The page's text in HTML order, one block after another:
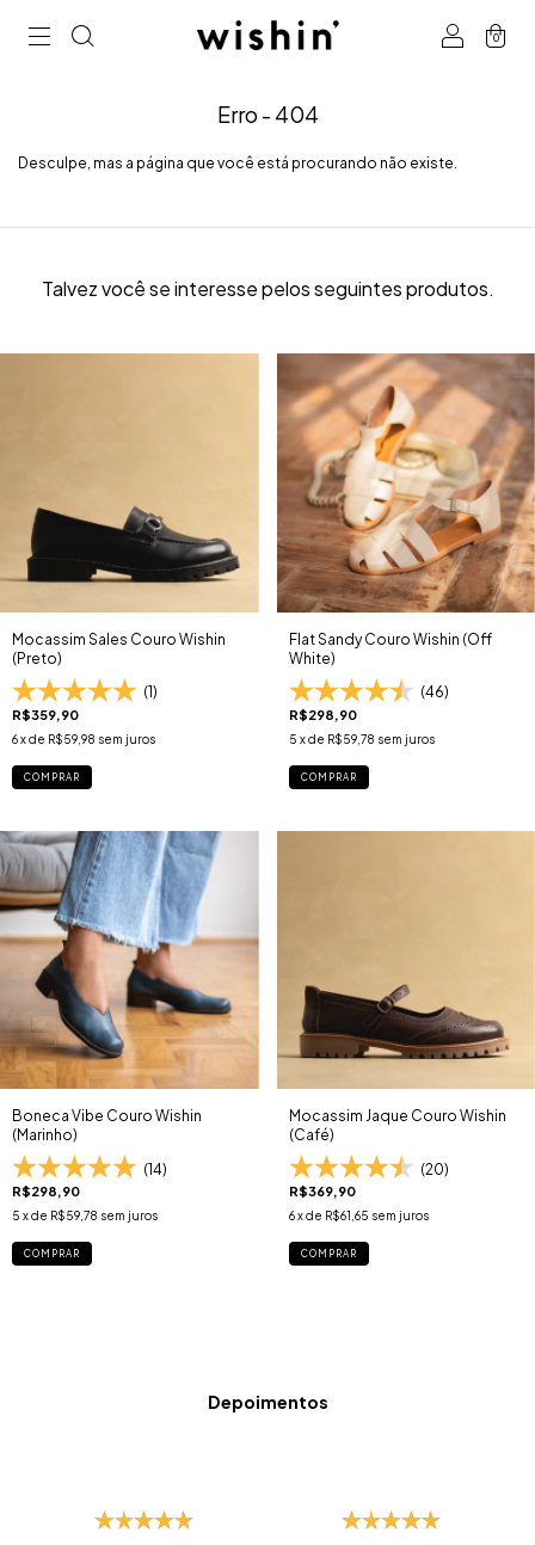
0
Erro - 404
Desculpe, mas a página que você está procurando não existe.
Talvez você se interesse pelos seguintes produtos.
Mocassim Sales Couro Wishin
(Preto)
(1)
R$359,90
6x de R$59,98 sem juros
COMPRAR
Flat Sandy Couro Wishin (Off
White)
(46)
R$298,90
5 x de R$59,78 sem juros
COMPRAR
Boneca Vibe Couro Wishin
(Marinho)
(14)
R$298,90
5 x de R$59,78 sem juros
COMPRAR
Mocassim Jaque Couro Wishin
(Café)
(20)
R$369,90
6 x de R$61,65 sem juros
COMPRAR
Depoimentos